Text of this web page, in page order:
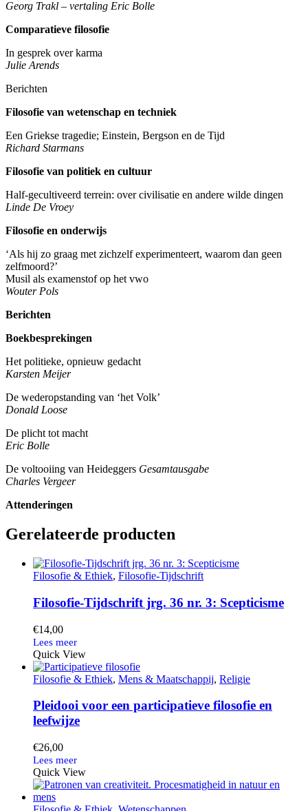
Georg Trakl – vertaling Eric Bolle
Comparatieve filosofie
In gesprek over karma
Julie Arends
Berichten
Filosofie van wetenschap en techniek
Een Griekse tragedie; Einstein, Bergson en de Tijd
Richard Starmans
Filosofie van politiek en cultuur
Half-gecultiveerd terrein: over civilisatie en andere wilde dingen
Linde De Vroey
Filosofie en onderwijs
‘Als hij zo graag met zichzelf experimenteert, waarom dan geen
zelfmoord?’
Musil als examenstof op het vwo
Wouter Pols
Berichten
Boekbesprekingen
Het politieke, opnieuw gedacht
Karsten Meijer
De wederopstanding van ‘het Volk’
Donald Loose
De plicht tot macht
Eric Bolle
De voltooiing van Heideggers Gesamtausgabe
Charles Vergeer
Attenderingen
Gerelateerde producten
Filosofie & Ethiek, Filosofie-Tijdschrift
Filosofie-Tijdschrift jrg. 36 nr. 3: Scepticisme
€14,00
Quick View
Filosofie & Ethiek, Mens & Maatschappij, Religie
Pleidooi voor een participatieve filosofie en
leefwijze
€26,00
Quick View